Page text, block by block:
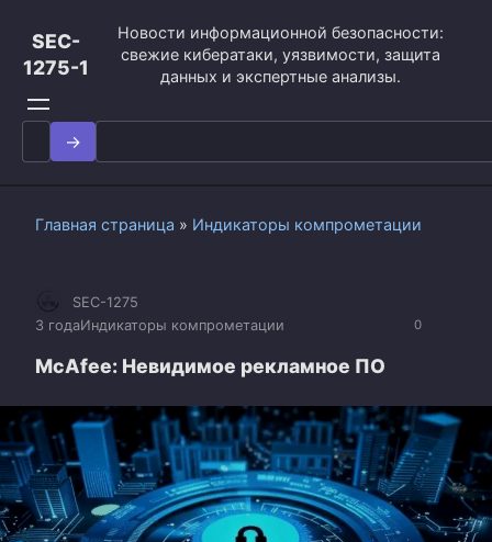
контенту
SEC-
1275-1
Новости информационной безопасности:
свежие кибератаки, уязвимости, защита
данных и экспертные анализы.
Search
for:
Главная страница » Индикаторы компрометации
0
SEC-1275
3 годаИндикаторы компрометации
McAfee: Невидимое рекламное ПО